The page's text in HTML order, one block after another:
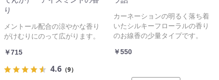
り
メントール配合の涼やかな香り
がけむりにのって広がります。
￥715
4.6 （9）
カーネーションの明るく落ち着
いたシルキーフローラルの香り
のお線香の少量タイプです。
￥550